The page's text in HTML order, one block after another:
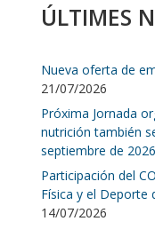
ÚLTIMES
Nueva oferta de
21/07/2026
Próxima Jornada
nutrición también
septiembre de
Participación del
Física y el Deporte
14/07/2026